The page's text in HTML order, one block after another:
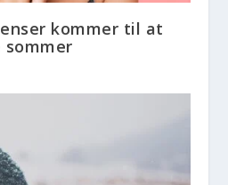
kommer til at
sommer